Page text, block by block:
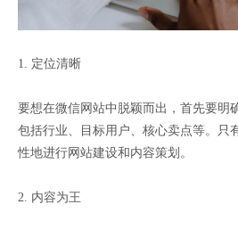
1. 定位清晰
要想在微信网站中脱颖而出，首先要明
包括行业、目标用户、核心卖点等。只
性地进行网站建设和内容策划。
2. 内容为王